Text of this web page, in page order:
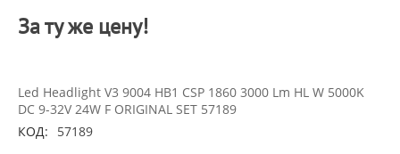
За ту же цену!
Led Headlight V3 9004 HB1 CSP 1860 3000 Lm HL W 5000K
DC 9-32V 24W F ORIGINAL SET 57189
КОД:
57189